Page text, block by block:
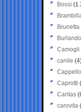
Bossi
Brunetta
Burlando
Camogli
canile
Cappello
Caprotti
Caritas
carovita